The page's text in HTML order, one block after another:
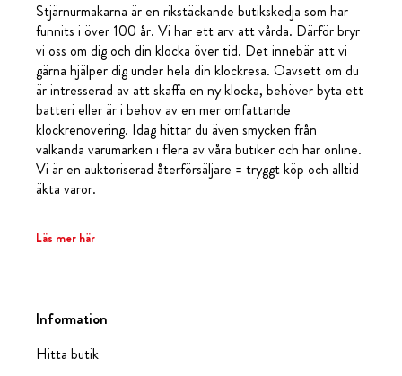
Stjärnurmakarna är en rikstäckande butikskedja som har
funnits i över 100 år. Vi har ett arv att vårda. Därför bryr
vi oss om dig och din klocka över tid. Det innebär att vi
gärna hjälper dig under hela din klockresa. Oavsett om du
är intresserad av att skaffa en ny klocka, behöver byta ett
batteri eller är i behov av en mer omfattande
klockrenovering. Idag hittar du även smycken från
välkända varumärken i flera av våra butiker och här online.
Vi är en auktoriserad återförsäljare = tryggt köp och alltid
äkta varor.
Läs mer här
Information
Hitta butik